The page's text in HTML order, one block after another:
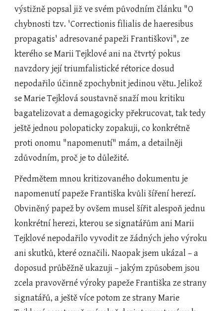
výstižně popsal již ve svém původním článku "O
chybnosti tzv. 'Correctionis filialis de haeresibus
propagatis' adresované papeži Františkovi", ze
kterého se Marii Tejklové ani na čtvrtý pokus
navzdory její triumfalistické rétorice dosud
nepodařilo účinně zpochybnit jedinou větu. Jelikož
se Marie Tejklová soustavně snaží mou kritiku
bagatelizovat a demagogicky překrucovat, tak tedy
ještě jednou polopaticky zopakuji, co konkrétně
proti onomu "napomenutí" mám, a detailněji
zdůvodním, proč je to důležité.
Předmětem mnou kritizovaného dokumentu je
napomenutí papeže Františka kvůli šíření herezí.
Obviněný papež by ovšem musel šířit alespoň jednu
konkrétní herezi, kterou se signatářům ani Marii
Tejklové nepodařilo vyvodit ze žádných jeho výroku
ani skutků, které označili. Naopak jsem ukázal – a
doposud průběžně ukazuji – jakým způsobem jsou
zcela pravověrné výroky papeže Františka ze strany
signatářů, a ještě více potom ze strany Marie